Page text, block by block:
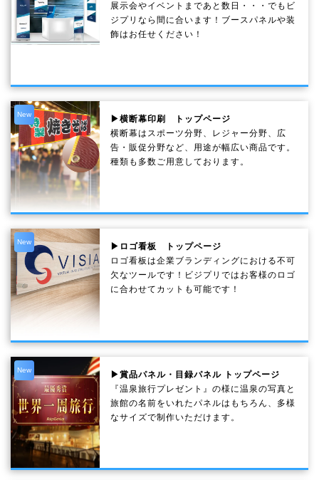
展示会やイベントまであと数日・・・でもビ
ジプリなら間に合います！ブースパネルや装
飾はお任せください！
New
▶横断幕印刷 トップページ
横断幕はスポーツ分野、レジャー分野、広
告・販促分野など、用途が幅広い商品です。
種類も多数ご用意しております。
New
▶ロゴ看板 トップページ
ロゴ看板は企業ブランディングにおける不可
欠なツールです！ビジプリではお客様のロゴ
に合わせてカットも可能です！
New
▶賞品パネル・目録パネル トップページ
『温泉旅行プレゼント』の様に温泉の写真と
旅館の名前をいれたパネルはもちろん、多様
なサイズで制作いただけます。